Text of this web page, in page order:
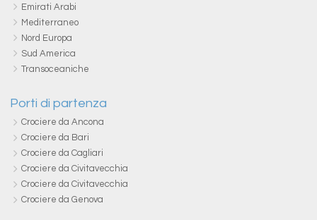
Emirati Arabi
Mediterraneo
Nord Europa
Sud America
Transoceaniche
Porti di partenza
Crociere da Ancona
Crociere da Bari
Crociere da Cagliari
Crociere da Civitavecchia
Crociere da Civitavecchia
Crociere da Genova